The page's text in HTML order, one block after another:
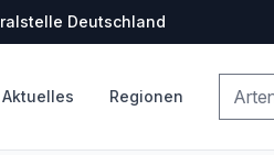
Deutschland
Aktuelles Regionen